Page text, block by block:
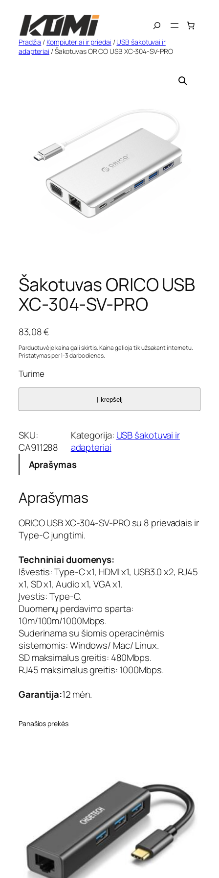
turinio
Search
Pradžia / Kompiuteriai ir priedai /USB šakotuvai ir
adapteriai / Šakotuvas ORICO USB XC-304-SV-PRO
Šakotuvas ORICO USB
XC-304-SV-PRO
83,08€
Parduotuvėje kaina gali skirtis. Kaina galioja tik užsakant internetu.
Pristatymas per 1-3 darbo dienas.
Turime
Į krepšelį
SKU:
CA911288
Kategorija: USB šakotuvai ir
adapteriai
Aprašymas
Aprašymas
ORICO USB XC-304-SV-PRO su 8 prievadais ir
Type-C jungtimi.
Techniniai duomenys:
Išvestis: Type-C x1, HDMI x1, USB3.0 x2, RJ45
x1, SD x1, Audio x1, VGA x1.
Įvestis: Type-C.
Duomenų perdavimo sparta:
10m/100m/1000Mbps.
Suderinama su šiomis operacinėmis
sistemomis: Windows/ Mac/ Linux.
SD maksimalus greitis: 480Mbps.
RJ45 maksimalus greitis: 1000Mbps.
Garantija:12 mėn.
Panašios prekės